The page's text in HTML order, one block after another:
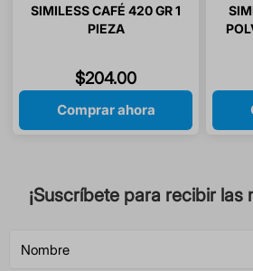
SIMILESS CAFÉ 420 GR 1
PIEZA
$204.00
Comprar ahora
¡Suscríbete para recibir las